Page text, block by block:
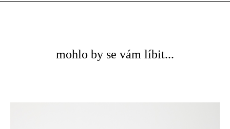
mohlo by se vám líbit...